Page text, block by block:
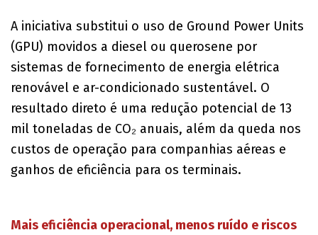
A iniciativa substitui o uso de Ground Power Units
(GPU) movidos a diesel ou querosene por
sistemas de fornecimento de energia elétrica
renovável e ar-condicionado sustentável. O
resultado direto é uma redução potencial de 13
mil toneladas de CO₂ anuais, além da queda nos
custos de operação para companhias aéreas e
ganhos de eficiência para os terminais.
Mais eficiência operacional, menos ruído e riscos